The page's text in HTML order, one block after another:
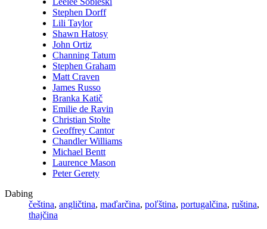
Stephen Dorff
Lili Taylor
Shawn Hatosy
John Ortiz
Channing Tatum
Stephen Graham
Matt Craven
James Russo
Branka Katič
Emilie de Ravin
Christian Stolte
Geoffrey Cantor
Chandler Williams
Michael Bentt
Laurence Mason
Peter Gerety
Dabing
čeština, angličtina, maďarčina, poľština, portugalčina, ruština,
thajčina